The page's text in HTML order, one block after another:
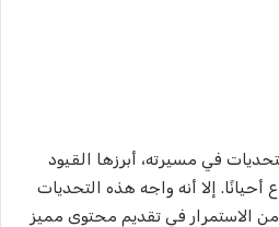
في مسيرته، أبرزها القيود
إلا أنه واجه هذه التحديات
من الاستمرار في تقديم محتوى مميز